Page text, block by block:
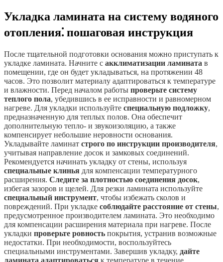
Укладка ламината на систему водяного
отопления⁚ пошаговая инструкция
После тщательной подготовки основания можно приступать к
укладке ламината. Начните с акклиматизации ламината в
помещении, где он будет укладываться, на протяжении 48
часов. Это позволит материалу адаптироваться к температуре
и влажности. Перед началом работы проверьте систему
теплого пола, убедившись в ее исправности и равномерном
нагреве. Для укладки используйте специальную подложку,
предназначенную для теплых полов. Она обеспечит
дополнительную тепло- и звукоизоляцию, а также
компенсирует небольшие неровности основания.
Укладывайте ламинат строго по инструкции производителя,
учитывая направление досок и замковых соединений.
Рекомендуется начинать укладку от стены, используя
специальные клинья для компенсации температурного
расширения. Следите за плотностью соединения досок,
избегая зазоров и щелей. Для резки ламината используйте
специальный инструмент, чтобы избежать сколов и
повреждений. При укладке соблюдайте расстояние от стены,
предусмотренное производителем ламината. Это необходимо
для компенсации расширения материала при нагреве. После
укладки проверьте ровность покрытия, устранив возможные
недостатки. При необходимости, воспользуйтесь
специальными инструментами. Завершив укладку, дайте
ламината адаптироваться к температуре в течение